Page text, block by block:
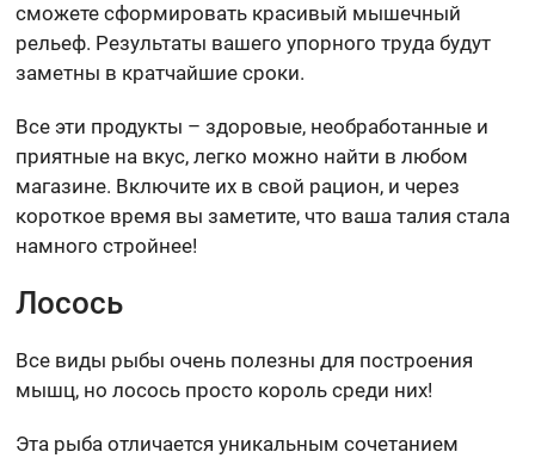
сможете сформировать красивый мышечный
рельеф. Результаты вашего упорного труда будут
заметны в кратчайшие сроки.
Все эти продукты – здоровые, необработанные и
приятные на вкус, легко можно найти в любом
магазине. Включите их в свой рацион, и через
короткое время вы заметите, что ваша талия стала
намного стройнее!
Лосось
Все виды рыбы очень полезны для построения
мышц, но лосось просто король среди них!
Эта рыба отличается уникальным сочетанием